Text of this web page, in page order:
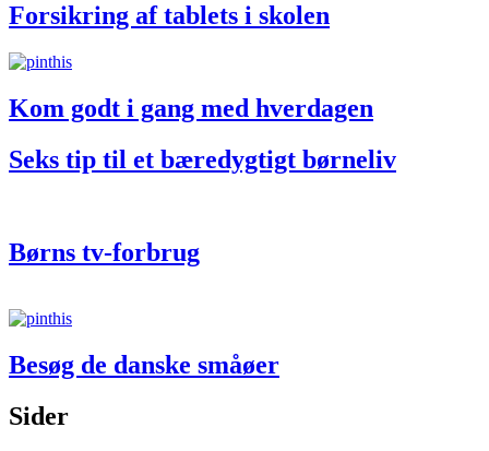
Forsikring af tablets i skolen
Kom godt i gang med hverdagen
Seks tip til et bæredygtigt børneliv
Børns tv-forbrug
Besøg de danske småøer
Sider